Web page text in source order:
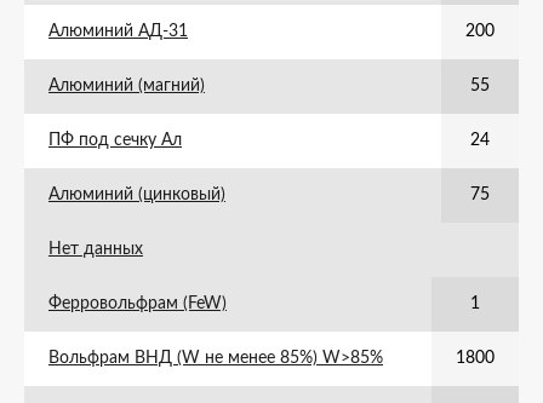
Алюминий АД-31 200
Алюминий (магний) 55
ПФ под сечку Ал 24
Алюминий (цинковый) 75
Нет данных
Ферровольфрам (FeW) 1
Вольфрам ВНД (W не менее 85%) W>85% 1800